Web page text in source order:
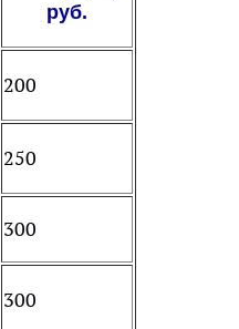
руб.
200
250
300
300